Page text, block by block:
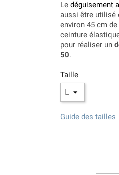
Le déguisement
aussi être utilisé
environ 45 cm
ceinture
pour réaliser un
50.
Taille
Guide des tailles